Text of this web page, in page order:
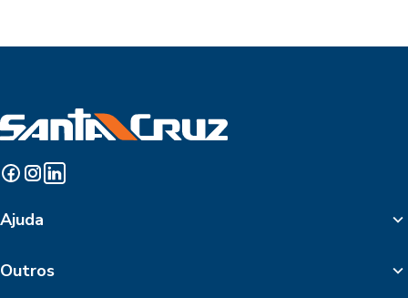
Ajuda
Outros